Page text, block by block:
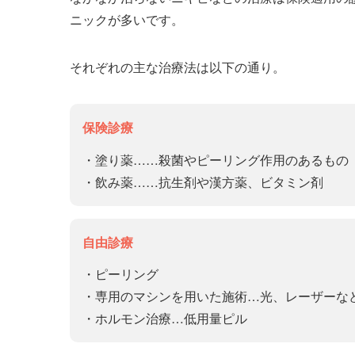
ニックが多いです。
それぞれの主な治療法は以下の通り。
保険診療
・塗り薬……殺菌やピーリング作用のあるもの
・飲み薬……抗生剤や漢方薬、ビタミン剤
自由診療
・ピーリング
・専用のマシンを用いた施術…光、レーザーな
・ホルモン治療…低用量ピル